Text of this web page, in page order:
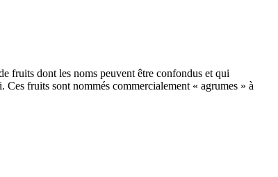
fruits dont les noms peuvent être confondus et qui
Ces fruits sont nommés commercialement « agrumes » à